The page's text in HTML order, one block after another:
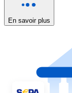
En savoir plus